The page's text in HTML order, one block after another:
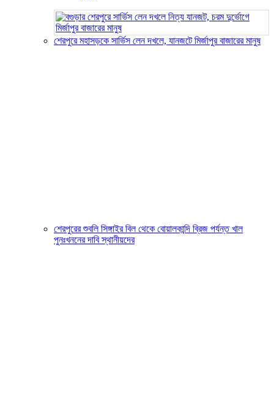
শেরপুরে মহাসড়কে সার্ভিস লেন দখলে, যানজটে মির্জাপুর বাজারের মানুষ
শেরপুরের শুবলি সিঙ্গাইর বিল থেকে বোয়ালকান্দি ব্রিজ পর্যন্ত খাল
পুনঃখননের দাবি স্থানীয়দের